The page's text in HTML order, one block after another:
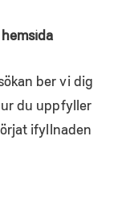
ber vi dig
du uppfyller
ifyllnaden